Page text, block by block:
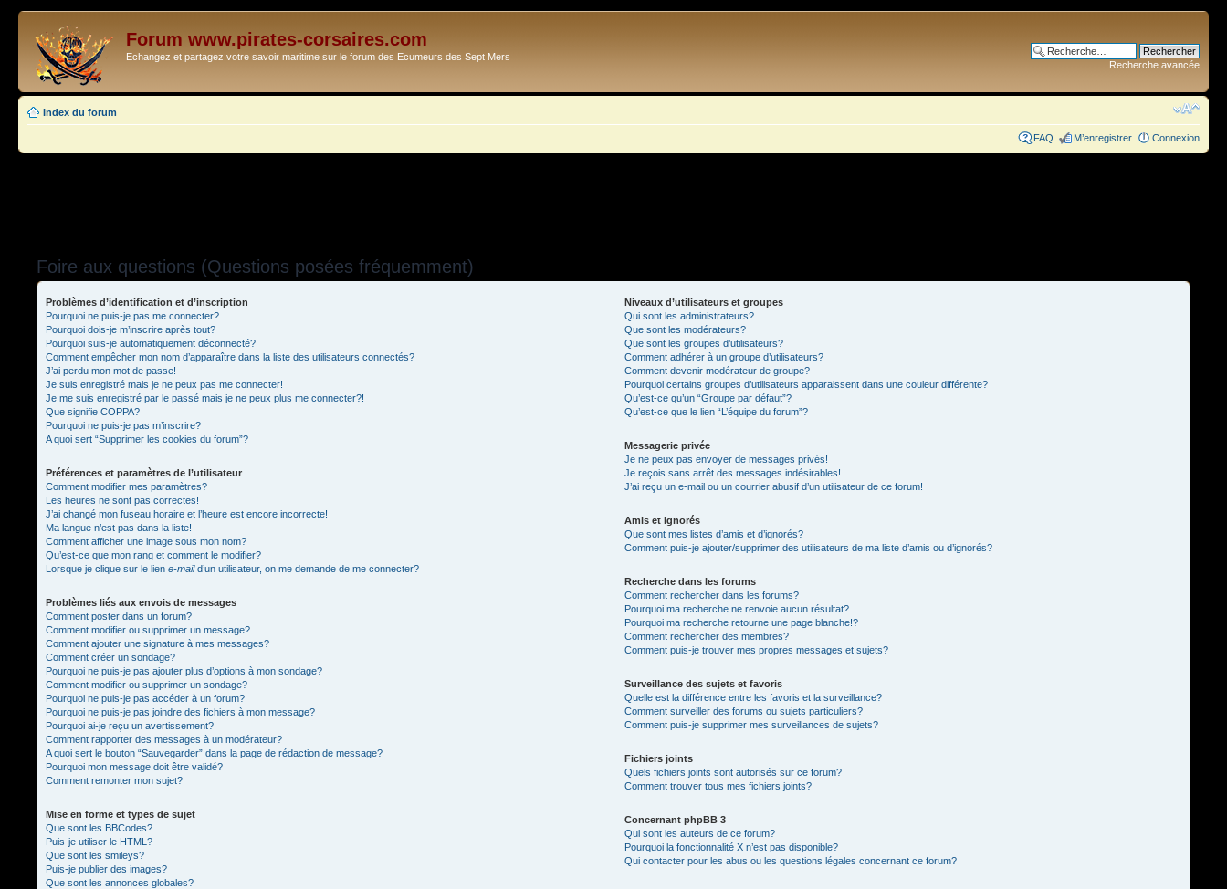
Forum www.pirates-corsaires.com
Echangez et partagez votre savoir maritime sur le forum des Ecumeurs des Sept Mers
Recherche avancée
Index du forum
FAQ M’enregistrer Connexion
Foire aux questions (Questions posées fréquemment)
Problèmes d’identification et d’inscription
Pourquoi ne puis-je pas me connecter?
Pourquoi dois-je m’inscrire après tout?
Pourquoi suis-je automatiquement déconnecté?
Comment empêcher mon nom d’apparaître dans la liste des utilisateurs connectés?
J’ai perdu mon mot de passe!
Je suis enregistré mais je ne peux pas me connecter!
Je me suis enregistré par le passé mais je ne peux plus me connecter?!
Que signifie COPPA?
Pourquoi ne puis-je pas m’inscrire?
A quoi sert “Supprimer les cookies du forum”?
Préférences et paramètres de l’utilisateur
Comment modifier mes paramètres?
Les heures ne sont pas correctes!
J’ai changé mon fuseau horaire et l’heure est encore incorrecte!
Ma langue n’est pas dans la liste!
Comment afficher une image sous mon nom?
Qu’est-ce que mon rang et comment le modifier?
Lorsque je clique sur le lien e-maild’un utilisateur, on me demande de me connecter?
Problèmes liés aux envois de messages
Comment poster dans un forum?
Comment modifier ou supprimer un message?
Comment ajouter une signature à mes messages?
Comment créer un sondage?
Pourquoi ne puis-je pas ajouter plus d’options à mon sondage?
Comment modifier ou supprimer un sondage?
Pourquoi ne puis-je pas accéder à un forum?
Pourquoi ne puis-je pas joindre des fichiers à mon message?
Pourquoi ai-je reçu un avertissement?
Comment rapporter des messages à un modérateur?
A quoi sert le bouton “Sauvegarder” dans la page de rédaction de message?
Pourquoi mon message doit être validé?
Comment remonter mon sujet?
Mise en forme et types de sujet
Que sont les BBCodes?
Puis-je utiliser le HTML?
Que sont les smileys?
Puis-je publier des images?
Que sont les annonces globales?
Niveaux d’utilisateurs et groupes
Qui sont les administrateurs?
Que sont les modérateurs?
Que sont les groupes d’utilisateurs?
Comment adhérer à un groupe d’utilisateurs?
Comment devenir modérateur de groupe?
Pourquoi certains groupes d’utilisateurs apparaissent dans une couleur différente?
Qu’est-ce qu’un “Groupe par défaut”?
Qu’est-ce que le lien “L’équipe du forum”?
Messagerie privée
Je ne peux pas envoyer de messages privés!
Je reçois sans arrêt des messages indésirables!
J’ai reçu un e-mail ou un courrier abusif d’un utilisateur de ce forum!
Amis et ignorés
Que sont mes listes d’amis et d’ignorés?
Comment puis-je ajouter/supprimer des utilisateurs de ma liste d’amis ou d’ignorés?
Recherche dans les forums
Comment rechercher dans les forums?
Pourquoi ma recherche ne renvoie aucun résultat?
Pourquoi ma recherche retourne une page blanche!?
Comment rechercher des membres?
Comment puis-je trouver mes propres messages et sujets?
Surveillance des sujets et favoris
Quelle est la différence entre les favoris et la surveillance?
Comment surveiller des forums ou sujets particuliers?
Comment puis-je supprimer mes surveillances de sujets?
Fichiers joints
Quels fichiers joints sont autorisés sur ce forum?
Comment trouver tous mes fichiers joints?
Concernant phpBB 3
Qui sont les auteurs de ce forum?
Pourquoi la fonctionnalité X n’est pas disponible?
Qui contacter pour les abus ou les questions légales concernant ce forum?